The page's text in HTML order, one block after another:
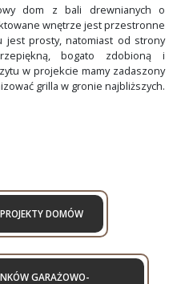
dom z bali drewnianych o
wnętrze jest przestronne
jest prosty, natomiast od strony
bogato zdobioną i
w projekcie mamy zadaszony
grilla w gronie najbliższych.
DOMÓW
GARAŻOWO-